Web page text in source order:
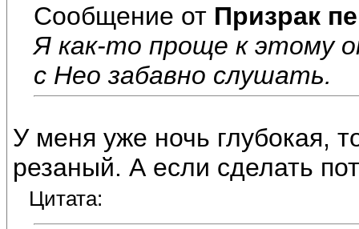
Сообщение от Призрак
Я как-то проще к этому
с Нео забавно слушать.
У меня уже ночь глубокая,
резаный. А если сделать
Цитата: